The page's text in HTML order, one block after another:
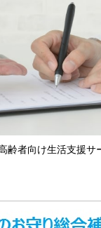
齢者向け生活支援